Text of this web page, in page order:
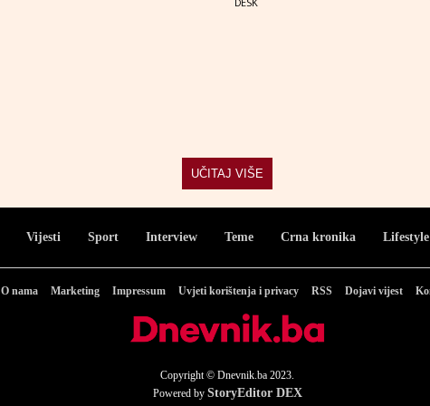
UČITAJ VIŠE
Vijesti Sport Interview Teme Crna kronika Lifestyle
O nama Marketing Impressum Uvjeti korištenja i privacy RSS Dojavi vijest
Copyright © Dnevnik.ba 2023.
Powered by StoryEditor DEX